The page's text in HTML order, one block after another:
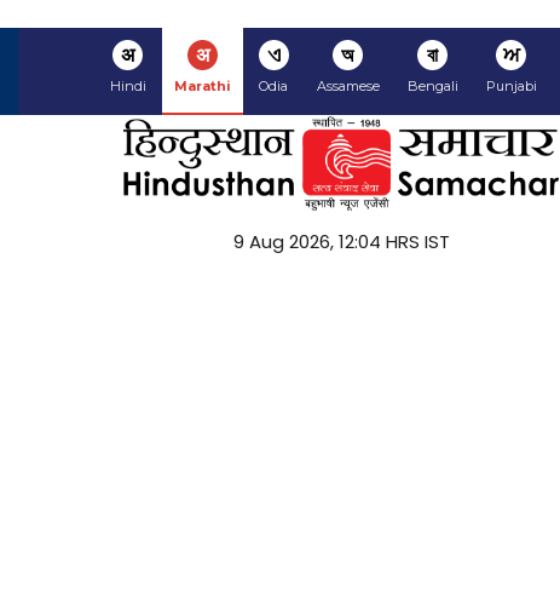
अ
Hindi
अ
Marathi
ଏ
Odia
অ
Assamese
বা
Bengali
ਅ
Punjabi
9 Aug 2026, 12:04 HRS IST